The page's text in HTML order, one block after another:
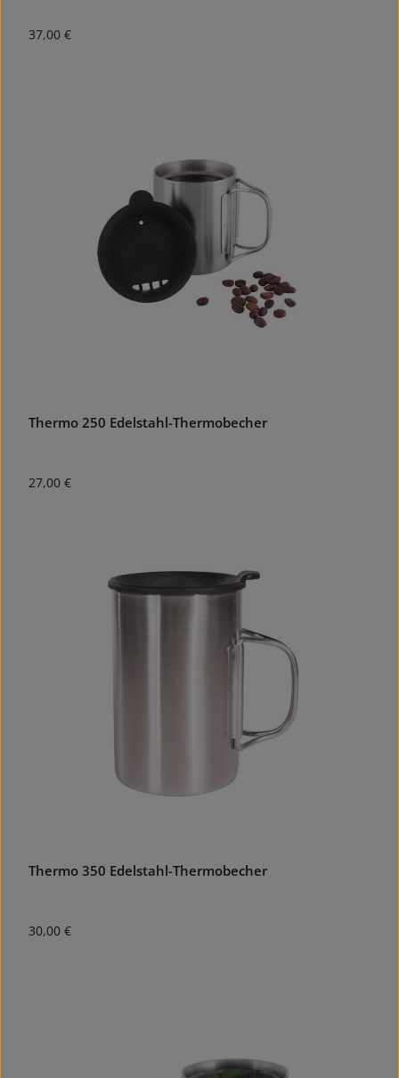
Regulärer Preis:
37,00 €
Thermo 250 Edelstahl-Thermobecher
Regulärer Preis:
27,00 €
Thermo 350 Edelstahl-Thermobecher
Regulärer Preis:
30,00 €